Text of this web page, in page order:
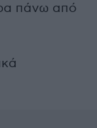
πάνω από